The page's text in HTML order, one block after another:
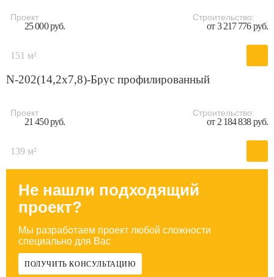
Проект
25 000 руб.
Строительство:
от 3 217 776 руб.
151 м²
N-202(14,2x7,8)-Брус профилированный
Проект
21 450 руб.
Строительство:
от 2 184 838 руб.
139 м²
Не нашли подходящий
проект?
Мы разработаем проект любой сложности
специально для Вас
ПОЛУЧИТЬ КОНСУЛЬТАЦИЮ